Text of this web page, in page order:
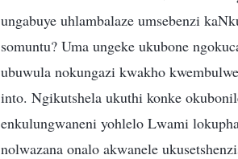
ungabuye uhlambalaze umsebenzi
somuntu? Uma ungeke ukubone
ubuwula nokungazi kwakho
into. Ngikutshela ukuthi konke
enkulungwaneni yohlelo Lwami
nolwazana onalo akwanele